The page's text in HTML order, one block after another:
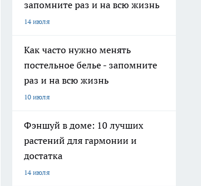
запомните раз и на всю жизнь
14 июля
Как часто нужно менять
постельное белье - запомните
раз и на всю жизнь
10 июля
Фэншуй в доме: 10 лучших
растений для гармонии и
достатка
14 июля